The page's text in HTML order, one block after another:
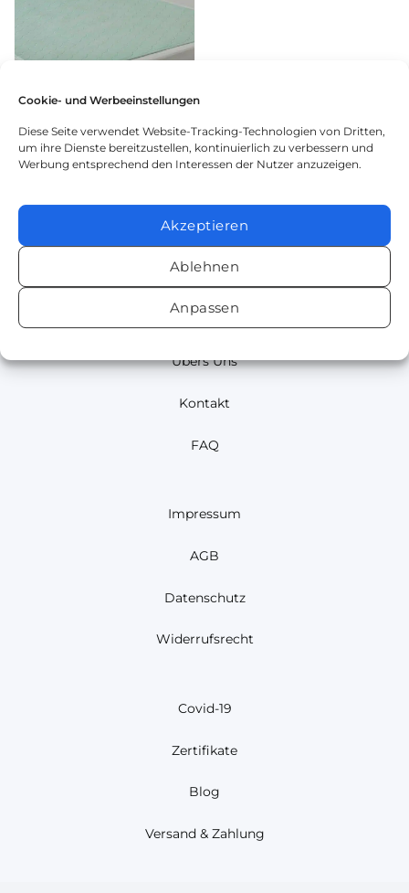
Cookie- und Werbeeinstellungen
Diese Seite verwendet Website-Tracking-Technologien von Dritten,
um ihre Dienste bereitzustellen, kontinuierlich zu verbessern und
Werbung entsprechend den Interessen der Nutzer anzuzeigen.
Akzeptieren
Ablehnen
Anpassen
Flüssigkeitsdichte,
waschbare
Krankenunterlage mit 4
ab16,95€
Home
Übers Uns
Kontakt
FAQ
Impressum
AGB
Datenschutz
Widerrufsrecht
Covid-19
Zertifikate
Blog
Versand & Zahlung